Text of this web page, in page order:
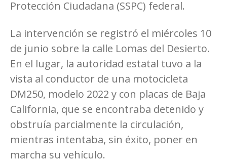
Protección Ciudadana (SSPC) federal.
La intervención se registró el miércoles 10
de junio sobre la calle Lomas del Desierto.
En el lugar, la autoridad estatal tuvo a la
vista al conductor de una motocicleta
DM250, modelo 2022 y con placas de Baja
California, que se encontraba detenido y
obstruía parcialmente la circulación,
mientras intentaba, sin éxito, poner en
marcha su vehículo.